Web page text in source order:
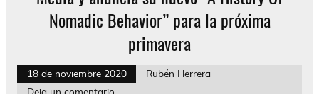
Nomadic Behavior” para la próxima
primavera
18 de noviembre 2020
Rubén Herrera
Deja un comentario